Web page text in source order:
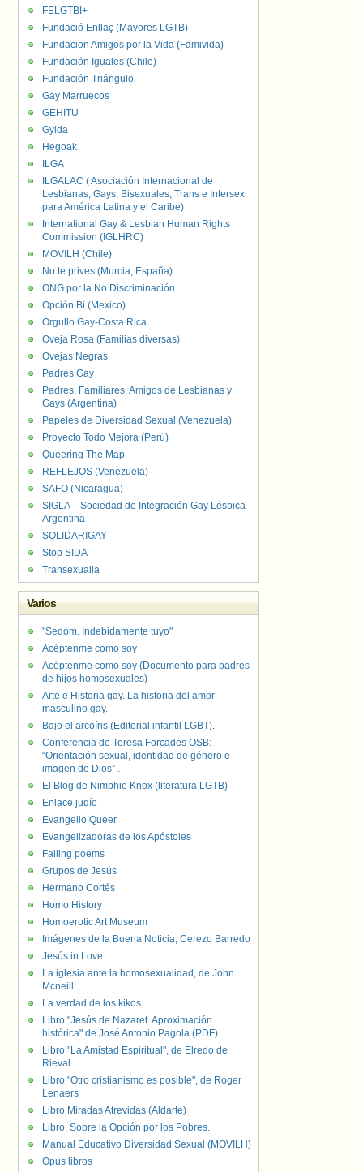
FELGTBI+
Fundació Enllaç (Mayores LGTB)
Fundacion Amigos por la Vida (Famivida)
Fundación Iguales (Chile)
Fundación Triángulo
Gay Marruecos
GEHITU
Gylda
Hegoak
ILGA
ILGALAC ( Asociación Internacional de
Lesbianas, Gays, Bisexuales, Trans e Intersex
para América Latina y el Caribe)
International Gay & Lesbian Human Rights
Commission (IGLHRC)
MOVILH (Chile)
No te prives (Murcia, España)
ONG por la No Discriminación
Opción Bi (Mexico)
Orgullo Gay-Costa Rica
Oveja Rosa (Familias diversas)
Ovejas Negras
Padres Gay
Padres, Familiares, Amigos de Lesbianas y
Gays (Argentina)
Papeles de Diversidad Sexual (Venezuela)
Proyecto Todo Mejora (Perú)
Queering The Map
REFLEJOS (Venezuela)
SAFO (Nicaragua)
SIGLA – Sociedad de Integración Gay Lésbica
Argentina
SOLIDARIGAY
Stop SIDA
Transexualia
Varios
"Sedom. Indebidamente tuyo"
Acéptenme como soy
Acéptenme como soy (Documento para padres
de hijos homosexuales)
Arte e Historia gay. La historia del amor
masculino gay.
Bajo el arcoíris (Editorial infantil LGBT).
Conferencia de Teresa Forcades OSB:
“Orientación sexual, identidad de género e
imagen de Dios” .
El Blog de Nimphie Knox (literatura LGTB)
Enlace judío
Evangelio Queer.
Evangelizadoras de los Apóstoles
Falling poems
Grupos de Jesús
Hermano Cortés
Homo History
Homoerotic Art Museum
Imágenes de la Buena Noticia, Cerezo Barredo
Jesús in Love
La iglesia ante la homosexualidad, de John
Mcneill
La verdad de los kikos
Libro "Jesús de Nazaret. Aproximación
histórica" de José Antonio Pagola (PDF)
Libro "La Amistad Espiritual", de Elredo de
Rieval.
Libro "Otro cristianismo es posible", de Roger
Lenaers
Libro Miradas Atrevidas (Aldarte)
Libro: Sobre la Opción por los Pobres.
Manual Educativo Diversidad Sexual (MOVILH)
Opus libros